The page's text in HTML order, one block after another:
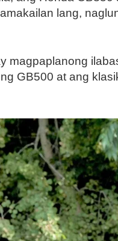
lang,
magpaplanong
GB500 at ang